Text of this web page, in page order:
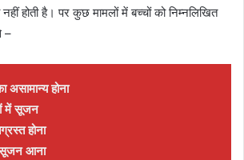
होती है। पर कुछ मामलों में बच्चों को निम्नलिखित
–
होना
में सूजन
होना
सूजन आना